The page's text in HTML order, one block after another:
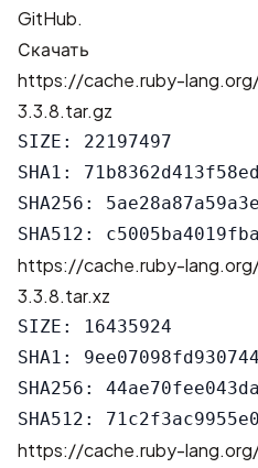
GitHub.
Скачать
https://cache.ruby-
3.3.8.tar.gz
SIZE: 22197497
SHA1:
SHA256:
https://cache.ruby-
3.3.8.tar.xz
SIZE: 16435924
SHA1:
SHA256:
https://cache.ruby-